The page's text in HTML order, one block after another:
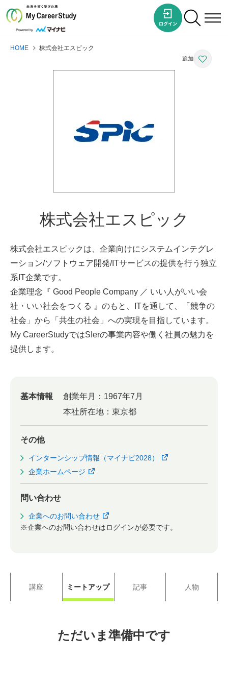
HOME 株式会社エスピック
株式会社エスピック
株式会社エスピックは、企業向けにシステムインテグレ
ーション/ソフトウェア開発/ITサービスの提供を行う独立
系IT企業です。
企業理念『 Good People Company ／ いい人がいい会
社・いい社会をつくる 』のもと、ITを通して、「競争の
社会」から「共生の社会」への実現を目指しています。
My CareerStudyではSIerの事業内容や働く社員の魅力を
提供します。
基本情報 創業年月： 1967年7月
本社所在地： 東京都
その他
インターンシップ情報（マイナビ2028）
企業ホームページ
問い合わせ
企業へのお問い合わせ
※企業へのお問い合わせはログインが必要です。
講座 ミートアップ 記事 人物
ただいま準備中です